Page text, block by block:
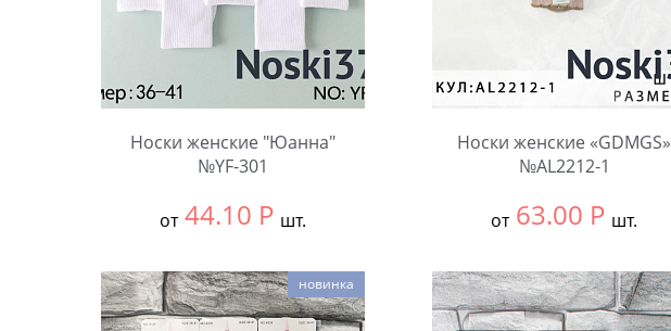
Носки женские "Юанна"
№YF-301
от 44.10 Р шт.
В упаковке:
10 шт.
Носки женские «GDMGS»
№AL2212-1
от 63.00 Р шт.
В упаковке:
10 шт.
новинка